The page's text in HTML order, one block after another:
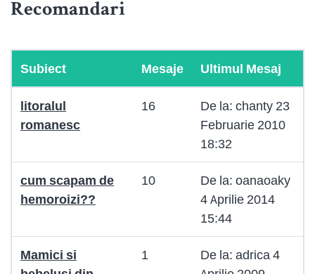
Recomandari
Subiect Mesaje Ultimul Mesaj
litoralul
romanesc
16
De la: chanty 23
Februarie 2010
18:32
cum scapam de
hemoroizi??
10
De la: oanaoaky
4 Aprilie 2014
15:44
Mamici si
1
De la: adrica 4